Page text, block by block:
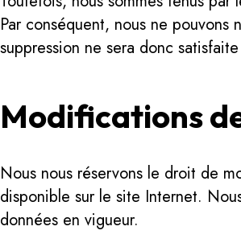
Par conséquent, nous ne
suppression ne sera donc
Modifications
Nous nous réservons le droit de
disponible sur le site Internet.
données en vigueur.